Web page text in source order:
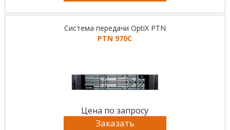
Система передачи OptiX PTN
PTN 970C
Цена по запросу
Заказать